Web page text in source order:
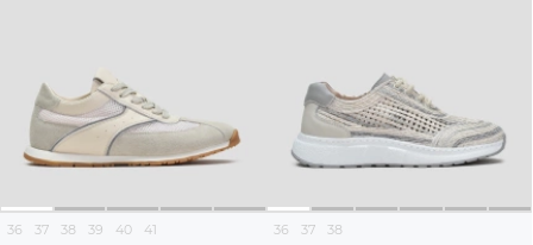
36 37 38 39 40 41 36 37 38